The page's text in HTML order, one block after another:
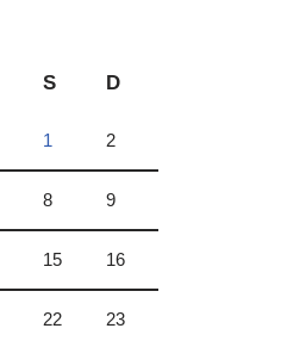
S D
1 2
8 9
15 16
22 23